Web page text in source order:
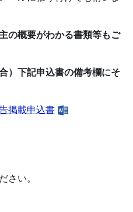
の概要がわかる書類等もご
）下記申込書の備考欄にそ
掲載申込書
さい。